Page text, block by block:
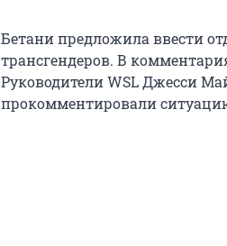
Бетани предложила ввести
трансгендеров. В
Руководители WSL Джесси
прокомментировали